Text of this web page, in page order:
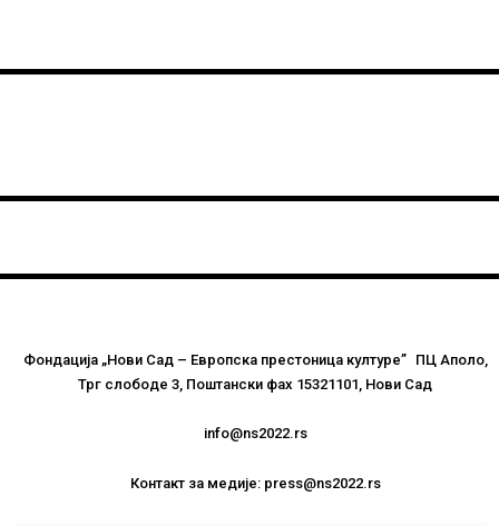
Фондација „Нови Сад – Европска престоница културе” ПЦ Аполо,
Трг слободе 3, Поштански фах 15321101, Нови Сад
info@ns2022.rs
Контакт за медије: press@ns2022.rs